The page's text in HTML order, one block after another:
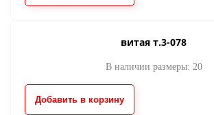
витая т.3-078
В наличии размеры: 20
Добавить в корзину